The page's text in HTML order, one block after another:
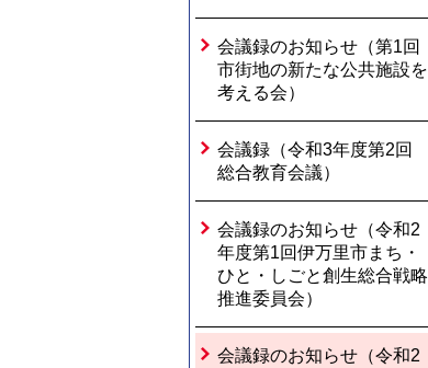
会議録のお知らせ（第1回
市街地の新たな公共施設を
考える会）
会議録（令和3年度第2回
総合教育会議）
会議録のお知らせ（令和2
年度第1回伊万里市まち・
ひと・しごと創生総合戦略
推進委員会）
会議録のお知らせ（令和2